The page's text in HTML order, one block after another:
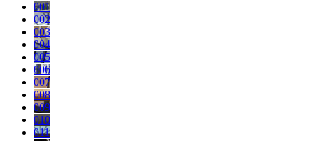
001
002
003
004
005
006
007
008
009
010
011